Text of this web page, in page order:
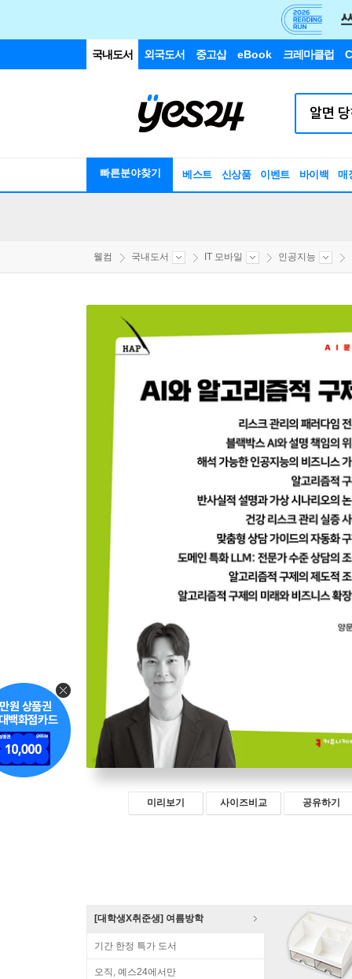
국내도서 외국도서 중고샵 eBook 크레마클럽
빠른분야찾기 베스트 신상품 이벤트 바이백 매
웰컴 국내도서 IT 모바일 인공지능
미리보기 사이즈비교 공유하기
[대학생X취준생] 여름방학
기간 한정 특가 도서
오직, 예스24에서만